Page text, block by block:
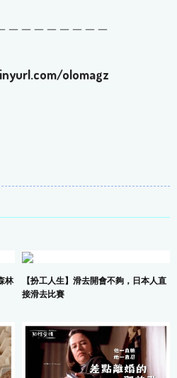
olomagz
林
【扮工人生】滑去開會不夠，日本人直
接滑去比賽